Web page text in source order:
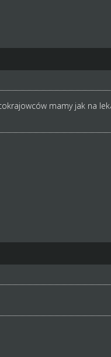
mamy jak na